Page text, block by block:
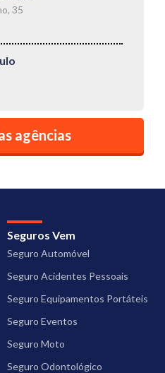
35
agências
Seguros Vem
Seguro Automóvel
Seguro Acidentes Pessoais
Seguro Equipamentos Portáteis
Seguro Eventos
Seguro Moto
Seguro Odontológico